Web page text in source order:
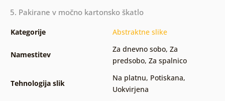
5. Pakirane v močno kartonsko škatlo
Kategorije Abstraktne slike
Namestitev
Za dnevno sobo, Za
predsobo, Za spalnico
Tehnologija slik
Na platnu, Potiskana,
Uokvirjena